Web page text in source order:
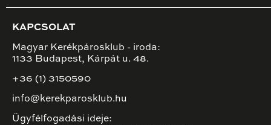
KAPCSOLAT
Magyar Kerékpárosklub - iroda:
1133 Budapest, Kárpát u. 48.
+36 (1) 3150590
info@kerekparosklub.hu
Ügyfélfogadási ideje: